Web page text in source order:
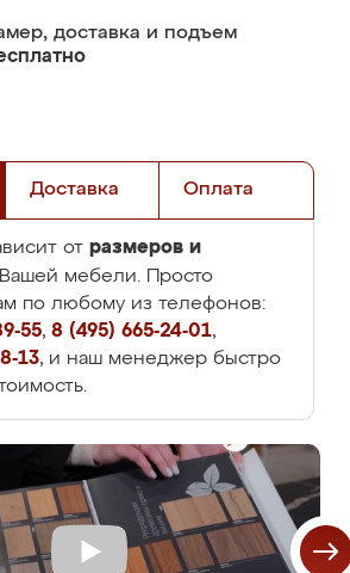
доставка и подъем
Доставка Оплата
от размеров и
Вашей мебели. Просто
по любому из телефонов:
55, 8 (495) 665-24-01,
13, и наш менеджер быстро